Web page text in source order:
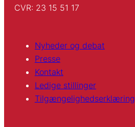
CVR: 23 15 51 17
Nyheder og debat
Presse
Kontakt
Ledige stillinger
Tilgængelighedserklæring